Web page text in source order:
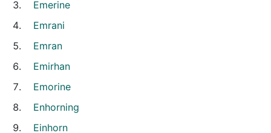
Emerine
Emrani
Emran
Emirhan
Emorine
Enhorning
Einhorn